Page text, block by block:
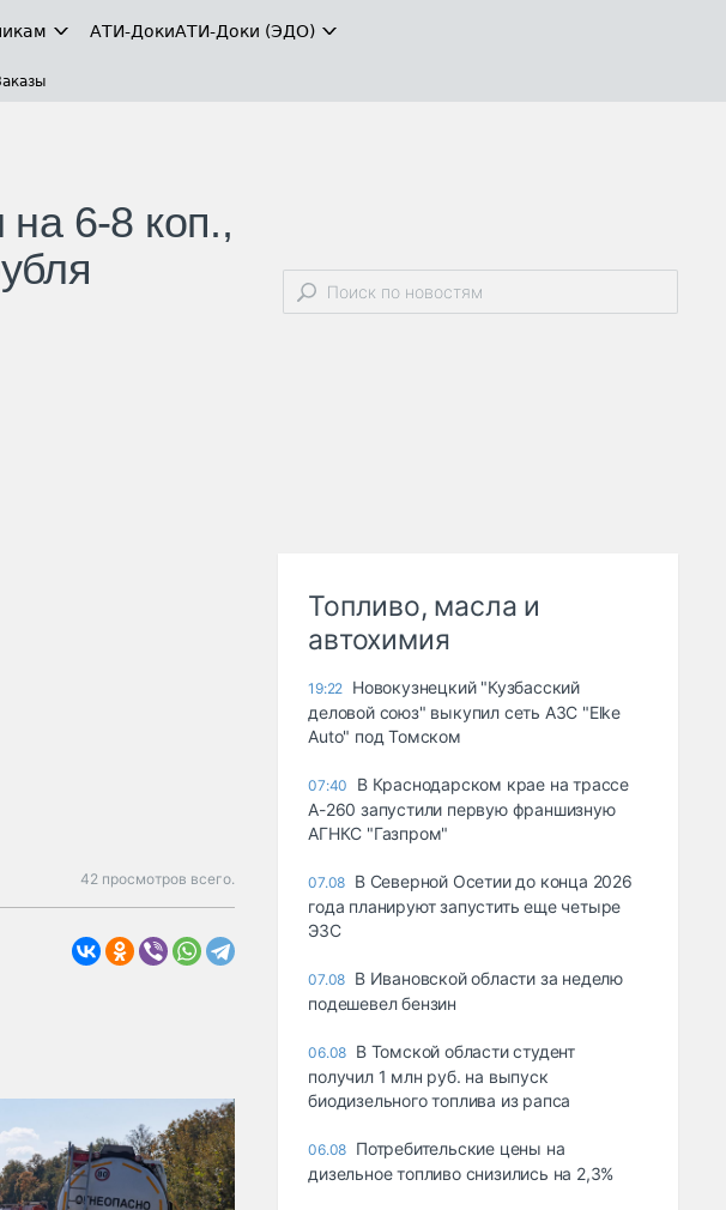
АТИ-ДокиАТИ-Доки (ЭДО)
6-8 коп.,
42 просмотров всего.
Топливо, масла и
автохимия
19:22 Новокузнецкий "Кузбасский
деловой союз" выкупил сеть АЗС "Elke
Auto" под Томском
07:40
В Краснодарском крае на трассе
А-260 запустили первую франшизную
АГНКС "Газпром"
07.08 В Северной Осетии до конца 2026
года планируют запустить еще четыре
ЭЗС
07.08 В Ивановской области за неделю
подешевел бензин
06.08 В Томской области студент
получил 1 млн руб. на выпуск
биодизельного топлива из рапса
06.08 Потребительские цены на
дизельное топливо снизились на 2,3%